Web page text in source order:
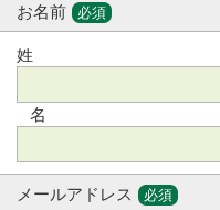
お名前 必須
姓
名
メールアドレス 必須